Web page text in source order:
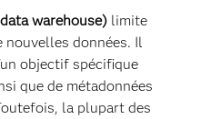
warehouse) limite
données. Il
objectif spécifique
que de métadonnées
la plupart des